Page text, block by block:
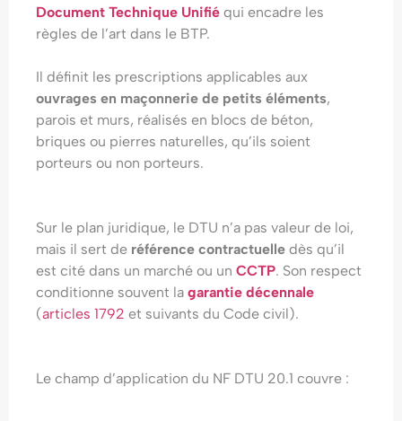
Document Technique Unifié qui encadre les
règles de l’art dans le BTP.
Il définit les prescriptions applicables aux
ouvrages en maçonnerie de petits éléments,
parois et murs, réalisés en blocs de béton,
briques ou pierres naturelles, qu’ils soient
porteurs ou non porteurs.
Sur le plan juridique, le DTU n’a pas valeur de loi,
mais il sert de référence contractuelle dès qu’il
est cité dans un marché ou un CCTP. Son respect
conditionne souvent la garantie décennale
(articles 1792 et suivants du Code civil).
Le champ d’application du NF DTU 20.1 couvre :